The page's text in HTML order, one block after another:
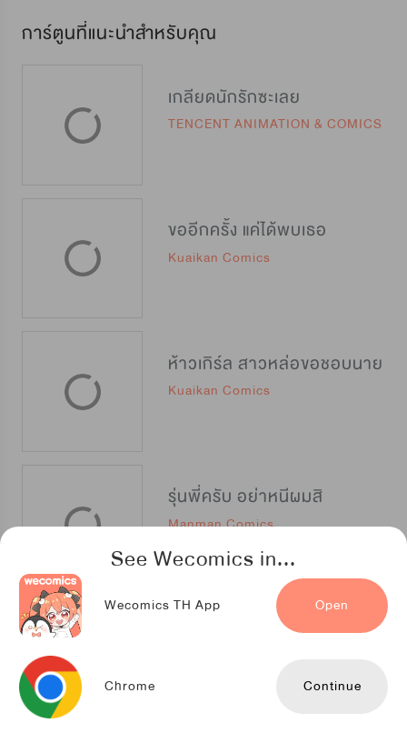
See Wecomics in...
Wecomics TH App Open
Chrome Continue
การ์ตูนที่แนะนำสำหรับคุณ
เกลียดนักรักซะเลย
TENCENT ANIMATION & COMICS
ขออีกครั้ง แค่ได้พบเธอ
Kuaikan Comics
ห้าวเกิร์ล สาวหล่อขอชอบนาย
Kuaikan Comics
รุ่นพี่ครับ อย่าหนีผมสิ
Manman Comics
รักแรกแสนหวาน